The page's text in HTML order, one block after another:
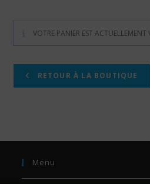
VOTRE PANIER EST ACTUELLEMENT
RETOUR À LA BOUTIQUE
Menu